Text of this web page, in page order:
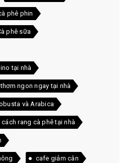
phê phin
phê sữa
tại nhà
ngon ngay tại nhà
và Arabica
cách rang cà phê tại nhà
cafe giảm cân